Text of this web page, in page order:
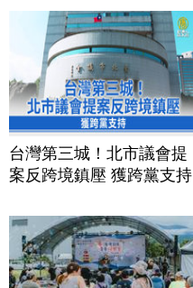
台灣第三城！北市議會提
案反跨境鎮壓 獲跨黨支持